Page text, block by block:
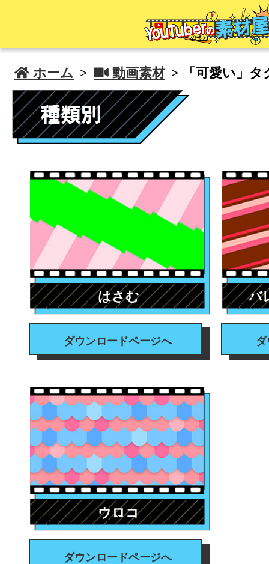
 ホーム >  動画素材 > 「可愛い」タ
#トランジション
はさむ
ダウンロードページへ
#背景
バ
#トランジション
ウロコ
ダウンロードページへ